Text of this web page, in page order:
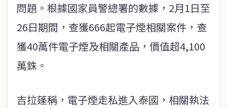
問題。根據國家員警總署的數據，2月1日至
26日期間，查獲666起電子煙相關案件，查
獲40萬件電子煙及相關產品，價值超4,100
萬銖。
吉拉蓬稱，電子煙走私進入泰國，相關執法